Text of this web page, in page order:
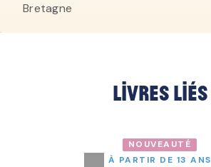
Bretagne
Livres liés
NOUVEAUTÉ
À PARTIR DE 13 ANS